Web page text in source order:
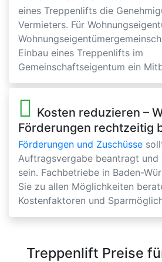
eines Treppenlifts die
Vermieters. Für
Einbau eines Treppenlifts im
Gemeinschaftseigentum ein
Kosten reduzieren –
Förderungen rechtzeitig
Förderungen und Zuschüsse
Auftragsvergabe beantragt
sein. Fachbetriebe in Baden-
Sie zu allen Möglichkeiten
Kostenfaktoren und
Treppenlift Preise